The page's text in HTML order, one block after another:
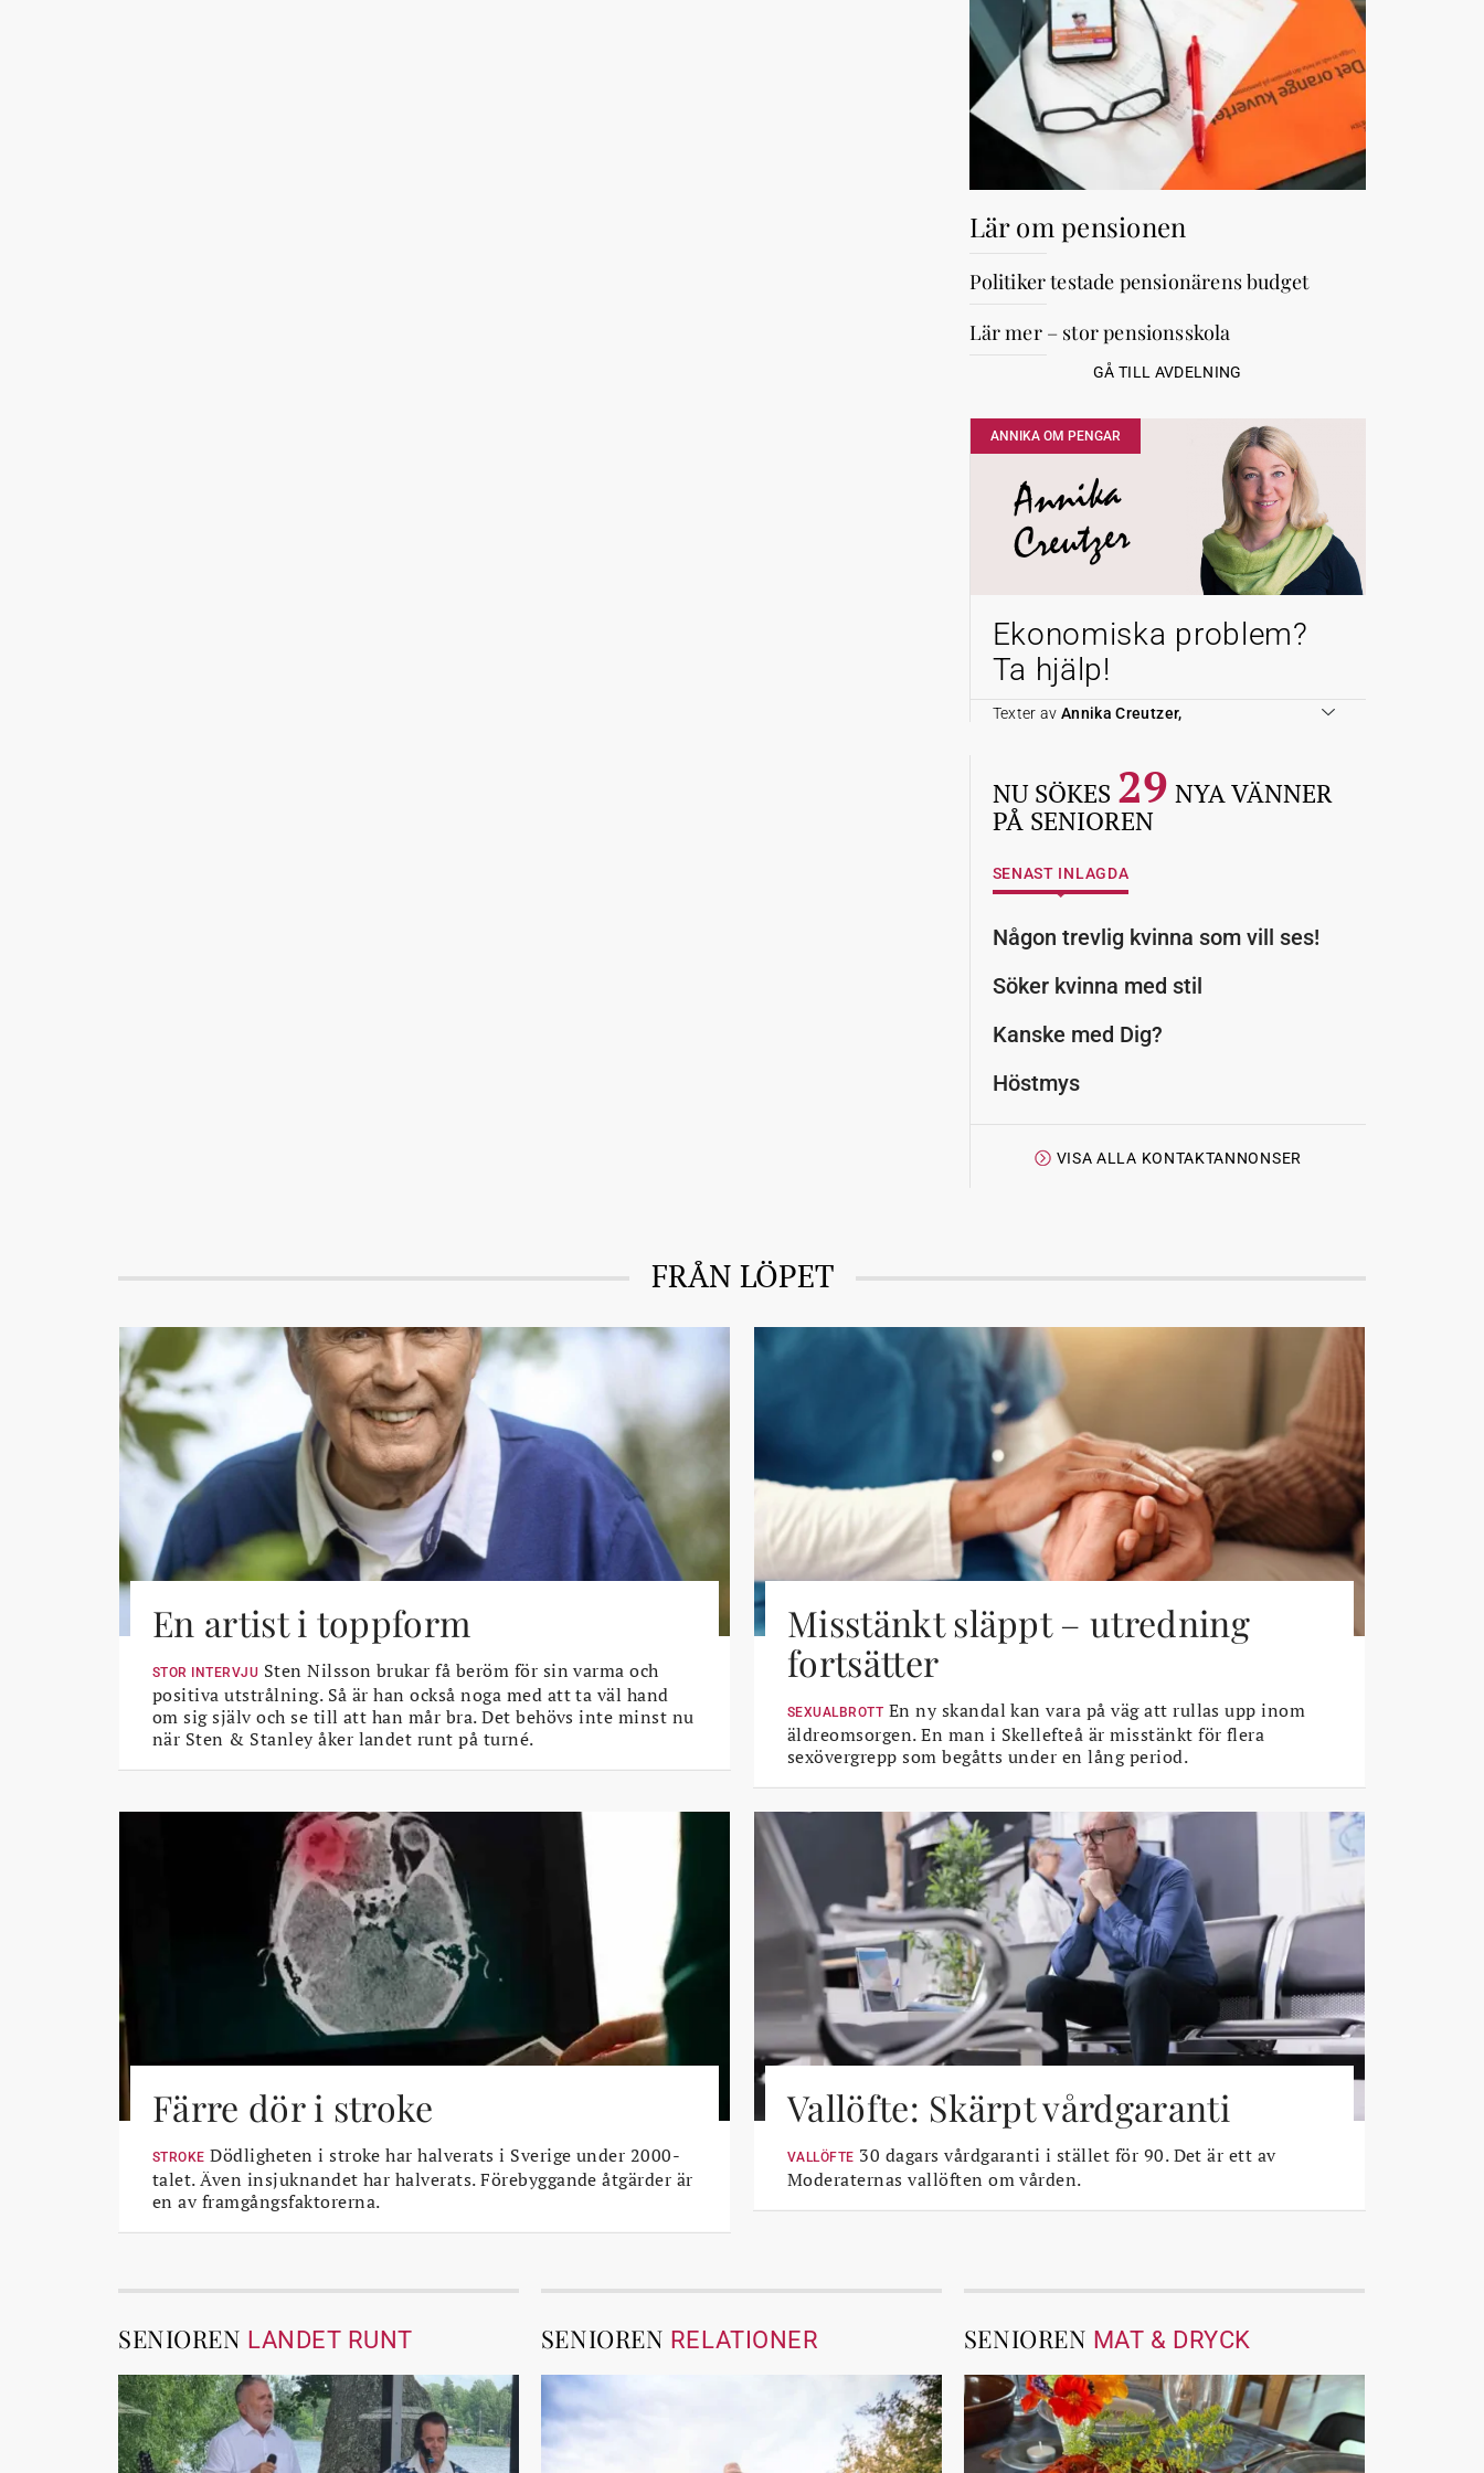
Lär om pensionen
Politiker testade pensionärens budget
Lär mer – stor pensionsskola
GÅ TILL AVDELNING
ANNIKA OM PENGAR
Annika
Creutzer
Ekonomiska problem?
Ta hjälp!
Texter av Annika Creutzer,
NU SÖKES 29 NYA VÄNNER
PÅ SENIOREN
SENAST INLAGDA
Någon trevlig kvinna som vill ses!
Söker kvinna med stil
Kanske med Dig?
Höstmys
VISA ALLA KONTAKTANNONSER
FRÅN LÖPET
En artist i toppform
STOR INTERVJU Sten Nilsson brukar få beröm för sin varma och
positiva utstrålning. Så är han också noga med att ta väl hand
om sig själv och se till att han mår bra. Det behövs inte minst nu
när Sten & Stanley åker landet runt på turné.
Misstänkt släppt – utredning
fortsätter
SEXUALBROTT En ny skandal kan vara på väg att rullas upp inom
äldreomsorgen. En man i Skellefteå är misstänkt för flera
sexövergrepp som begåtts under en lång period.
Färre dör i stroke
STROKE Dödligheten i stroke har halverats i Sverige under 2000-
talet. Även insjuknandet har halverats. Förebyggande åtgärder är
en av framgångsfaktorerna.
Vallöfte: Skärpt vårdgaranti
VALLÖFTE 30 dagars vårdgaranti i stället för 90. Det är ett av
Moderaternas vallöften om vården.
SENIOREN LANDET RUNT SENIOREN RELATIONER SENIOREN MAT & DRYCK